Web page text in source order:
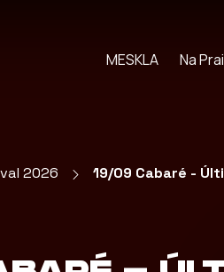
MESKLA Na
2026 19/09 Cabaré -